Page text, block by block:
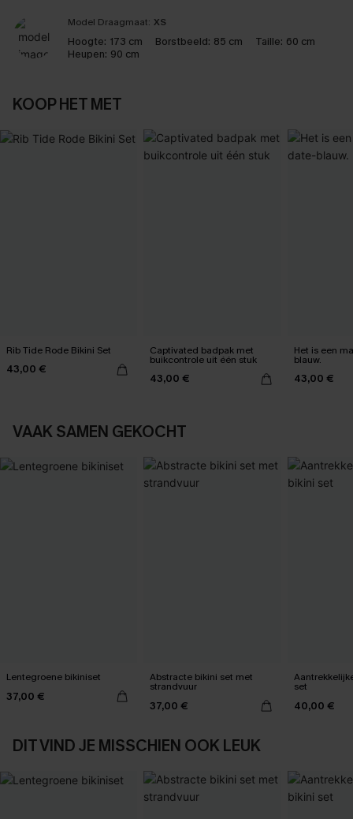
Model Draagmaat: XS
Hoogte: 173 cm Borstbeeld: 85 cm Taille: 60 cm
Heupen: 90 cm
KOOP HET MET
Rib Tide Rode Bikini Set
43,00 €
Captivated badpak met
buikcontrole uit één stuk
43,00 €
Het is een
blauw.
43,00 €
VAAK SAMEN GEKOCHT
Lentegroene bikiniset
37,00 €
Abstracte bikini set met
strandvuur
37,00 €
set
40,00 €
DIT VIND JE MISSCHIEN OOK LEUK